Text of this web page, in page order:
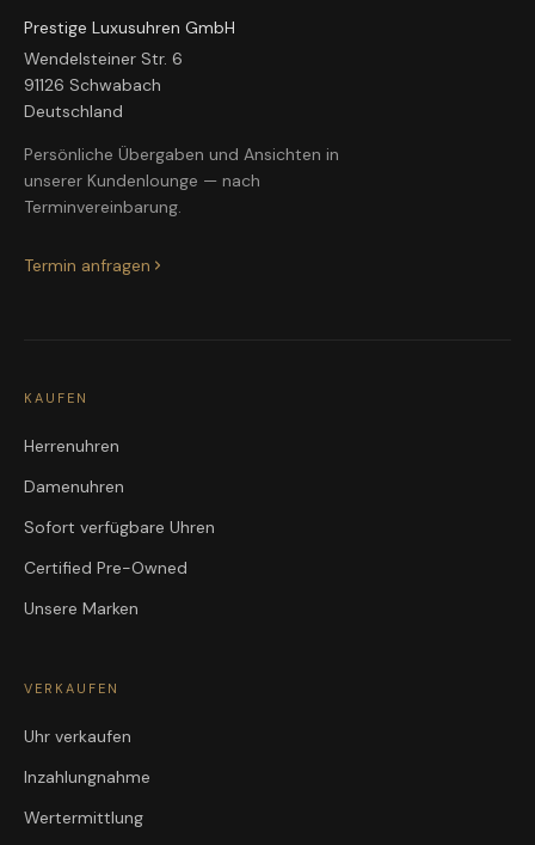
Prestige Luxusuhren GmbH
Wendelsteiner Str. 6
91126 Schwabach
Deutschland
Persönliche Übergaben und Ansichten in
unserer Kundenlounge — nach
Terminvereinbarung.
Termin anfragen
KAUFEN
Herrenuhren
Damenuhren
Sofort verfügbare Uhren
Certified Pre-Owned
Unsere Marken
VERKAUFEN
Uhr verkaufen
Inzahlungnahme
Wertermittlung